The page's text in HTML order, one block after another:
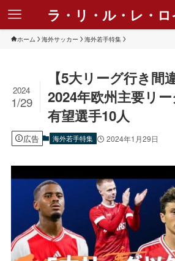
ラ・リ・ル・レ・ロ
ホーム 海外サッカー 海外若手特集
【5大リーグ行き間
2024年欧州主要リ
有望選手10人
2024
1/29
広告 海外若手特集 2024年1月29日